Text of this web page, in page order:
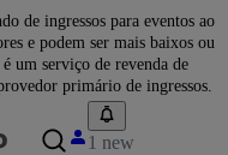
de ingressos para eventos ao
e podem ser mais baixos ou
um serviço de revenda de
primário de ingressos.
1 new